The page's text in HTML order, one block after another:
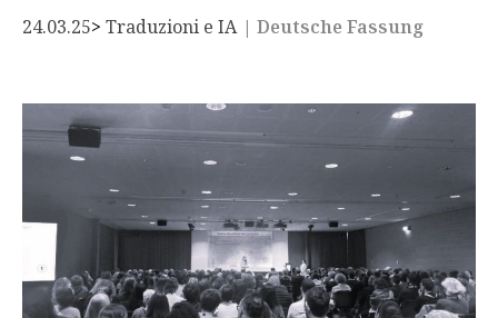
24.03.25> Traduzioni e IA | Deutsche Fassung